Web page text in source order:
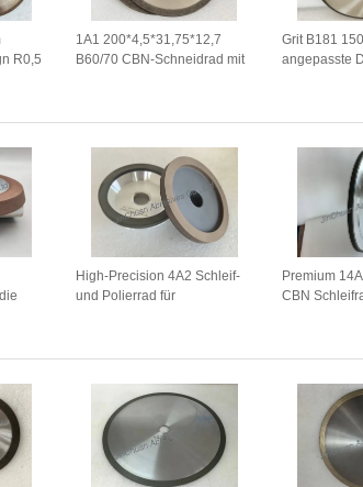
R0,5
1A1 200*4,5*31,75*12,7
B60/70 CBN-Schneidrad mit
Grit B181
angepasste
High-Precision 4A2 Schleif-
und Polierrad für
Premium
CBN